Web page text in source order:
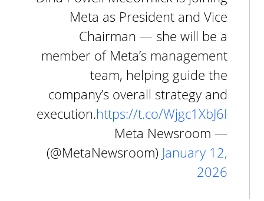
Meta as President and Vice
Chairman — she will be a
member of Meta’s management
team, helping guide the
company’s overall strategy and
execution.https://t.co/Wjgc1XbJ6I
— Meta Newsroom
(@MetaNewsroom) January 12,
2026